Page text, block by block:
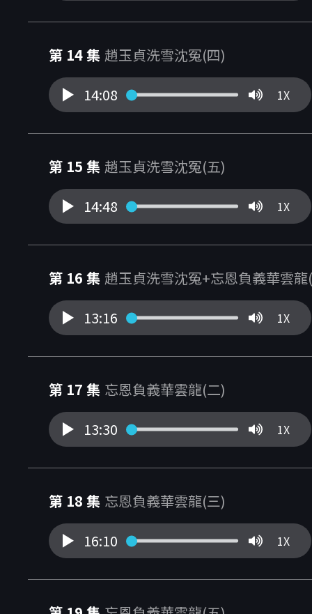
第 14 集 趙玉貞洗雪沈冤(四)
14:08
1X
第 15 集 趙玉貞洗雪沈冤(五)
14:48
1X
第 16 集 趙玉貞洗雪沈冤+忘恩負義華雲
13:16
1X
第 17 集 忘恩負義華雲龍(二)
13:30
1X
第 18 集 忘恩負義華雲龍(三)
16:10
1X